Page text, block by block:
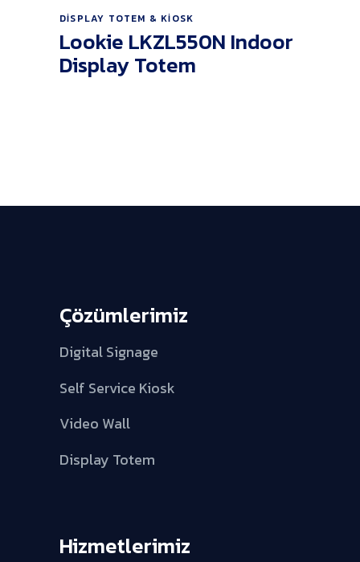
Ürünü İncele
DISPLAY TOTEM & KIOSK
Lookie LKZL550N Indoor
Display Totem
Çözümlerimiz
Digital Signage
Self Service Kiosk
Video Wall
Display Totem
Hizmetlerimiz